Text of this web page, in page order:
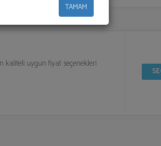
TAMAM
kaliteli uygun fiyat seçenekleri